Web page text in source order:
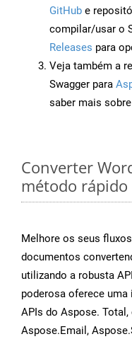
GitHub e
compilar/usar o
Releases para
Veja também a
Swagger para
saber mais
Converter
método rápido
Melhore os seus
documentos
utilizando a robusta
poderosa oferece
APIs do Aspose.
Aspose.Email,